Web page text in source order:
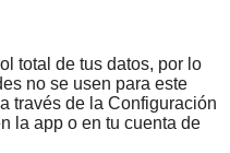
total de tus datos, por lo
no se usen para este
través de la Configuración
la app o en tu cuenta de